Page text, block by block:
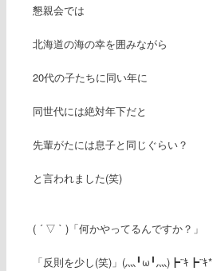
懇親会では
北海道の海の幸を囲みながら
20代の子たちに同い年に
同世代には絶対年下だと
先輩がたには息子と同じぐらい？
と言われました(笑)
( ´ ▽ ` )「何かやってるんですか？」
「反則を少し(笑)」(灬╹ω╹灬)┣¨ｷ┣¨ｷ*